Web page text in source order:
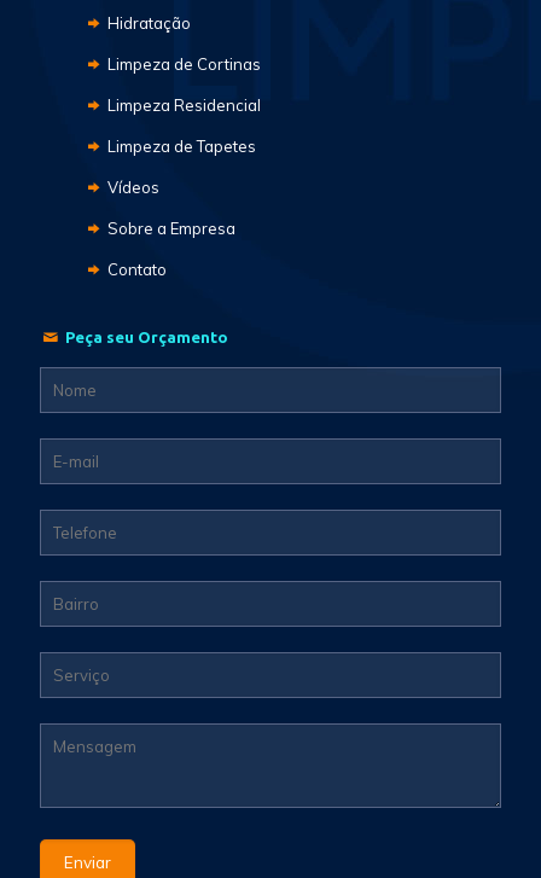
Hidratação
Limpeza de Cortinas
Limpeza Residencial
Limpeza de Tapetes
Vídeos
Sobre a Empresa
Contato
Peça seu Orçamento